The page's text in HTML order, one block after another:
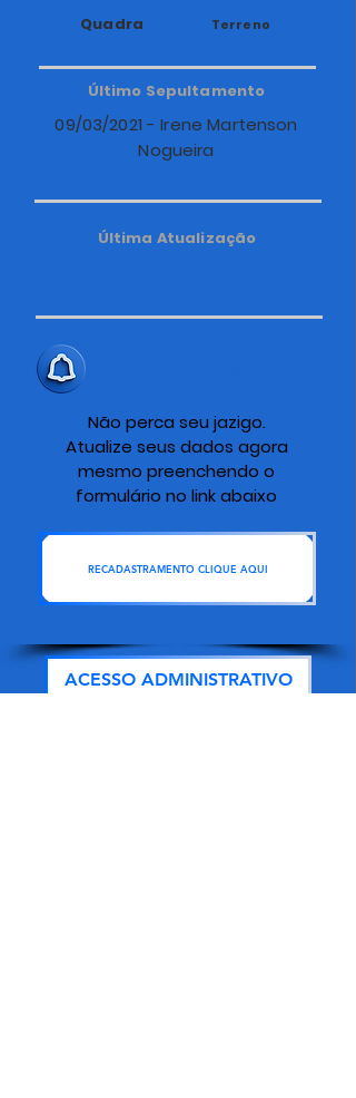
Quadra Terreno
Último Sepultamento
09/03/2021 - Irene Martenson
Nogueira
Última Atualização
Não perca seu jazigo.
Atualize seus dados agora
mesmo preenchendo o
formulário no link abaixo
RECADASTRAMENTO CLIQUE AQUI
ACESSO ADMINISTRATIVO